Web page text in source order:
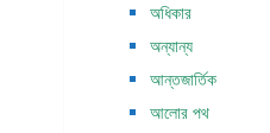
অধিকার
অন্যান্য
আন্তজার্তিক
আলোর পথ